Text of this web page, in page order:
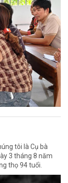
tôi là Cụ bà
3 tháng 8 năm
thọ 94 tuổi.